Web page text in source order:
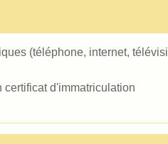
(téléphone, internet,
d'immatriculation